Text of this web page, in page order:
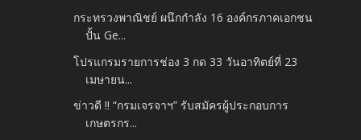
กระทรวงพาณิชย์ ผนึกกำลัง 16 องค์กรภาคเอกชน
ปั้น Ge...
โปรแกรมรายการช่อง 3 กด 33 วันอาทิตย์ที่ 23
เมษายน...
ข่าวดี !! “กรมเจรจาฯ” รับสมัครผู้ประกอบการ
เกษตรกร...